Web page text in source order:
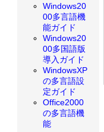
Windows20
00多言語機
能ガイド
Windows20
00多国語版
導入ガイド
WindowsXP
の多言語設
定ガイド
Office2000
の多言語機
能